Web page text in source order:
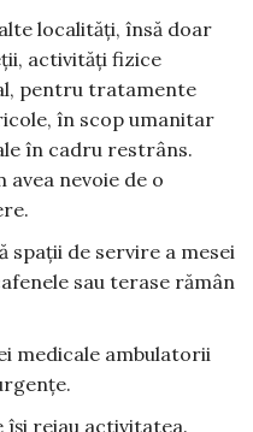
localități, însă doar
activități fizice
pentru tratamente
în scop umanitar
în cadru restrâns.
nevoie de o
spații de servire a mesei
sau terase rămân
medicale ambulatorii
își reiau activitatea.